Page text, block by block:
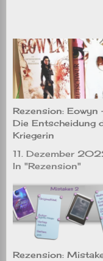
Rezension: Eowyn
Die Entscheidung
Kriegerin
11. Dezember
In "Rezension"
Rezension: